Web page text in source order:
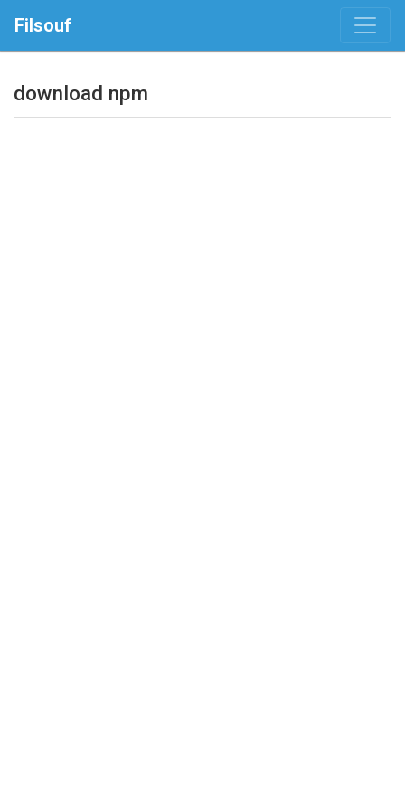
Filsouf
download npm